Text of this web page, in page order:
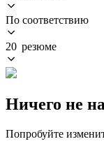
По соответствию
20 резюме
Ничего не
Попробуйте